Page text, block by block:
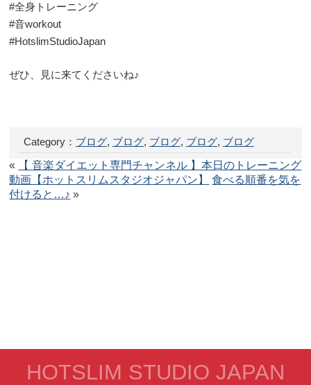
#全身トレーニング
#音workout
#HotslimStudioJapan
ぜひ、見に来てくださいね♪
Category： ブログ, ブログ, ブログ, ブログ, ブログ
«
【 音楽ダイエット専門チャンネル 】本日のトレーニング
動画【ホットスリムスタジオジャパン】
食べる順番を気を
付けると…♪ »
HOTSLIM STUDIO JAPAN